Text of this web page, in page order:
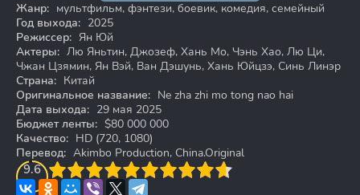
Жанр: мультфильм, фэнтези, боевик, комедия, семейный
Год выхода: 2025
Режиссер: Ян Юй
Актеры: Лю Яньтин, Джозеф, Хань Мо, Чэнь Хао, Лю Ци,
Чжан Цзямин, Ян Вэй, Ван Дэшунь, Хань Юйцзэ, Синь Линэр
Страна: Китай
Оригинальное название: Ne zha zhi mo tong nao hai
Дата выхода: 29 мая 2025
Бюджет ленты: $80 000 000
Качество: HD (720, 1080)
Перевод: Akimbo Production, China.Original
9.6
4 5 6 7 8 9 10